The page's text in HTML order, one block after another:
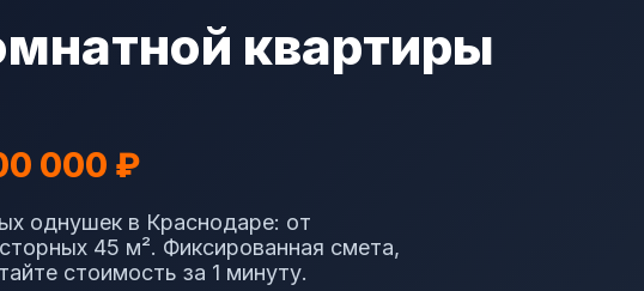
квартиры
000 ₽
однушек в Краснодаре: от
45 м². Фиксированная смета,
стоимость за 1 минуту.